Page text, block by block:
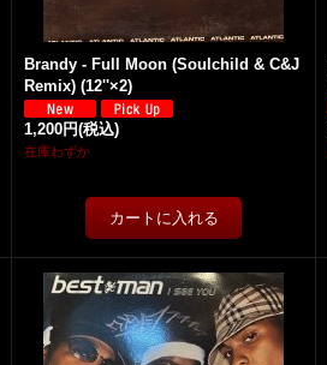
Brandy - Full Moon (Soulchild & C&J
Remix) (12''×2)
1,200円(税込)
在庫わずか